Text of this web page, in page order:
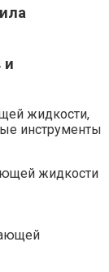
и
жидкости,
инструменты
жидкости